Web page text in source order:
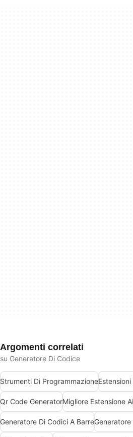
Argomenti correlati
su Generatore Di Codice
Strumenti Di Programmazione
Qr Code GeneratorMigliore Estensione
Generatore Di Codici A Barre